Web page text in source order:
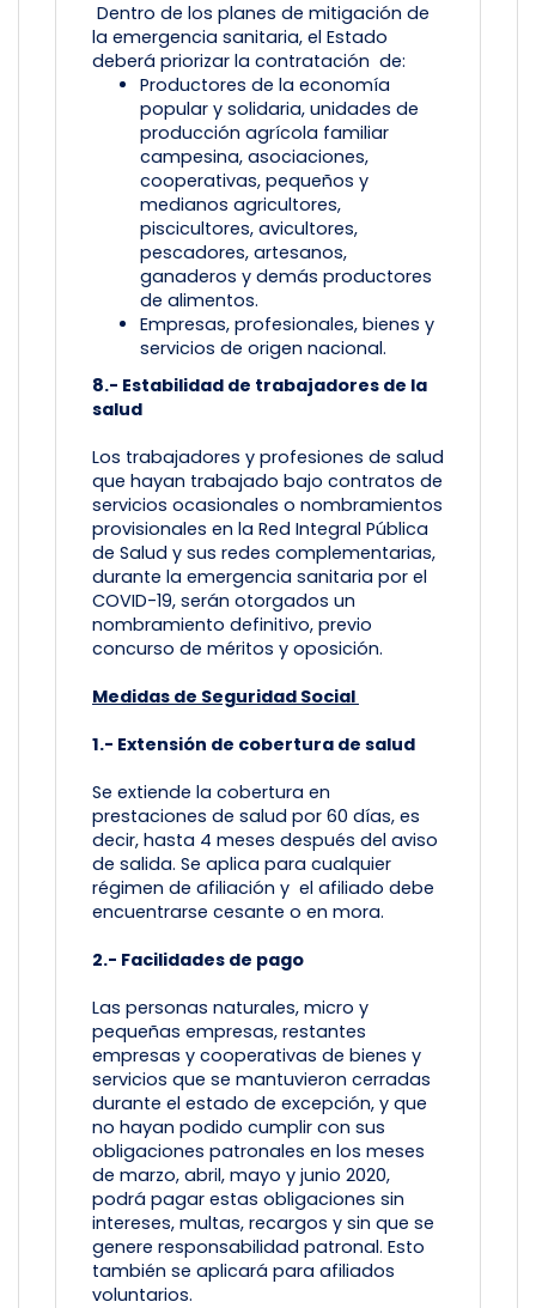
Dentro de los planes de mitigación de
la emergencia sanitaria, el Estado
deberá priorizar la contratación de:
Productores de la economía
popular y solidaria, unidades de
producción agrícola familiar
campesina, asociaciones,
cooperativas, pequeños y
medianos agricultores,
piscicultores, avicultores,
pescadores, artesanos,
ganaderos y demás productores
de alimentos.
Empresas, profesionales, bienes y
servicios de origen nacional.
8.- Estabilidad de trabajadores de la
salud
Los trabajadores y profesiones de salud
que hayan trabajado bajo contratos de
servicios ocasionales o nombramientos
provisionales en la Red Integral Pública
de Salud y sus redes complementarias,
durante la emergencia sanitaria por el
COVID-19, serán otorgados un
nombramiento definitivo, previo
concurso de méritos y oposición.
Medidas de Seguridad Social
1.- Extensión de cobertura de salud
Se extiende la cobertura en
prestaciones de salud por 60 días, es
decir, hasta 4 meses después del aviso
de salida. Se aplica para cualquier
régimen de afiliación y el afiliado debe
encuentrarse cesante o en mora.
2.- Facilidades de pago
Las personas naturales, micro y
pequeñas empresas, restantes
empresas y cooperativas de bienes y
servicios que se mantuvieron cerradas
durante el estado de excepción, y que
no hayan podido cumplir con sus
obligaciones patronales en los meses
de marzo, abril, mayo y junio 2020,
podrá pagar estas obligaciones sin
intereses, multas, recargos y sin que se
genere responsabilidad patronal. Esto
también se aplicará para afiliados
voluntarios.